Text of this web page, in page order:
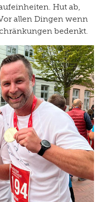
Hut ab,
allen Dingen wenn
bedenkt.